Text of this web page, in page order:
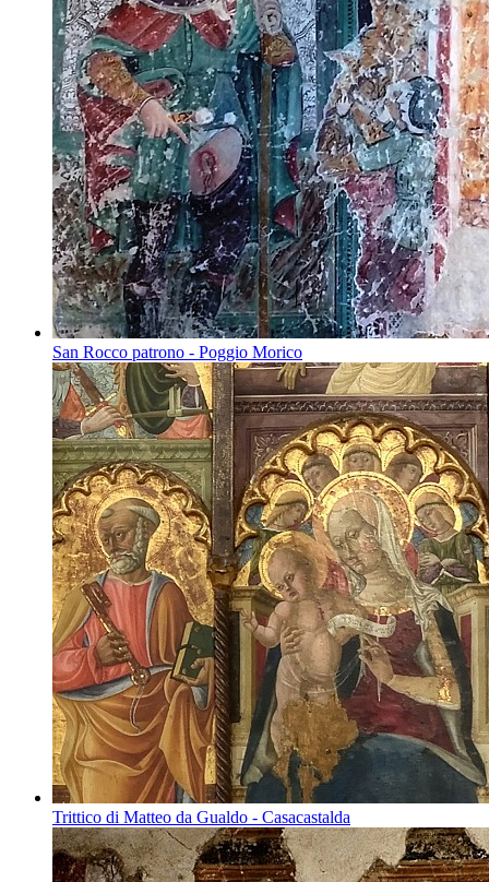
San Rocco patrono - Poggio Morico
Trittico di Matteo da Gualdo - Casacastalda